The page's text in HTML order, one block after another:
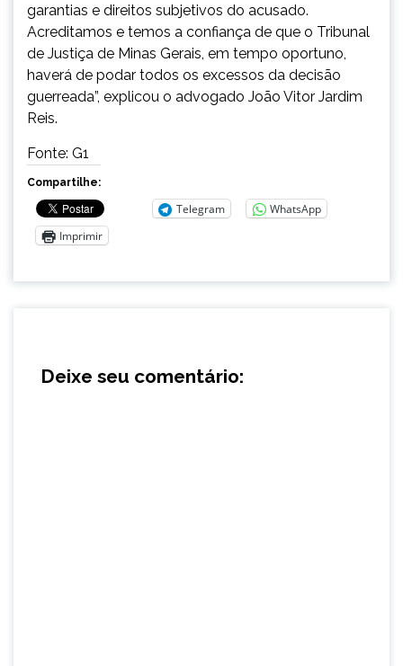
garantias e direitos subjetivos do acusado.
Acreditamos e temos a confiança de que o Tribunal
de Justiça de Minas Gerais, em tempo oportuno,
haverá de podar todos os excessos da decisão
guerreada”, explicou o advogado João Vitor Jardim
Reis.
Fonte: G1
Compartilhe:
Telegram
WhatsApp
Imprimir
Deixe seu comentário: